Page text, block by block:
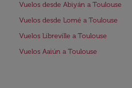
Vuelos desde Abiyán a Toulouse
Vuelos desde Lomé a Toulouse
Vuelos Libreville a Toulouse
Vuelos Aaiún a Toulouse